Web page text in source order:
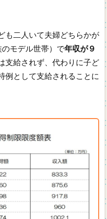
も二人いて夫婦どちらかが
モデル世帯）で年収が９
支給されず、代わりに子ど
例として支給されることに